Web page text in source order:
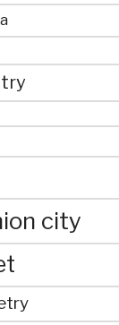
city